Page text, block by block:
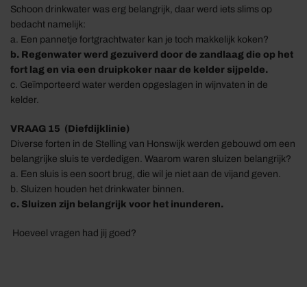
Schoon drinkwater was erg belangrijk, daar werd iets slims op
bedacht namelijk:
a. Een pannetje fortgrachtwater kan je toch makkelijk koken?
b. Regenwater werd gezuiverd door de zandlaag die op het
fort lag en via een druipkoker naar de kelder sijpelde.
c. Geïmporteerd water werden opgeslagen in wijnvaten in de
kelder.
VRAAG 15 ( Diefdijklinie)
Diverse forten in de Stelling van Honswijk werden gebouwd om een
belangrijke sluis te verdedigen. Waarom waren sluizen belangrijk?
a. Een sluis is een soort brug, die wil je niet aan de vijand geven.
b. Sluizen houden het drinkwater binnen.
c. Sluizen zijn belangrijk voor het inunderen.
Hoeveel vragen had jij goed?